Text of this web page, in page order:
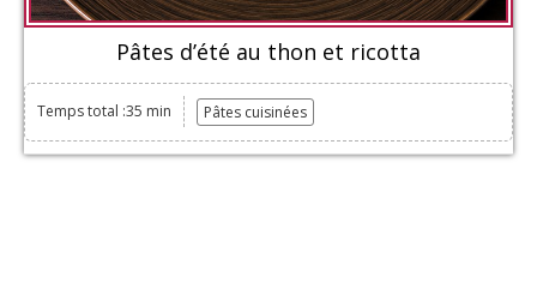
Pâtes d’été au thon et ricotta
Temps total :35 min Pâtes cuisinées